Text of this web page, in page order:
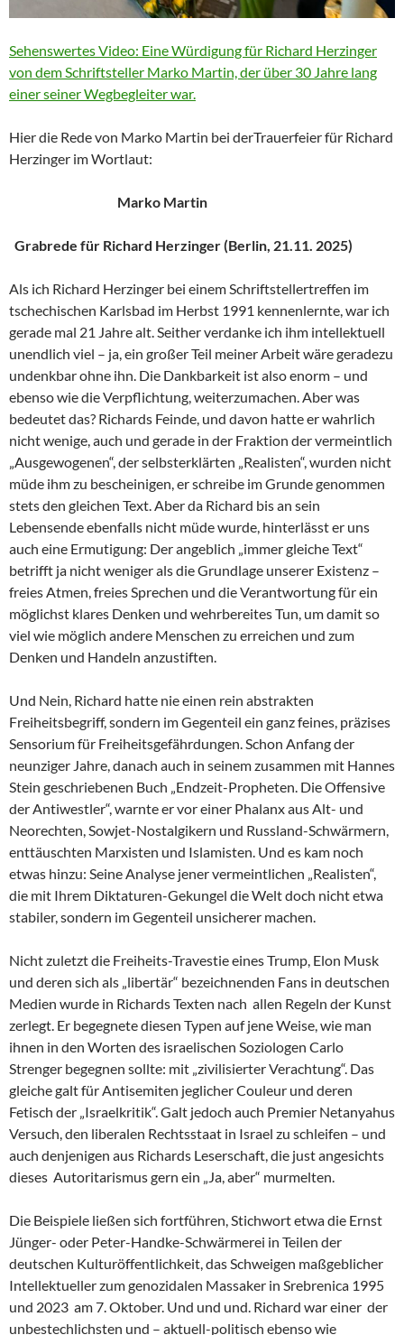
Sehenswertes Video: Eine Würdigung für Richard Herzinger
von dem Schriftsteller Marko Martin, der über 30 Jahre lang
einer seiner Wegbegleiter war.
Hier die Rede von Marko Martin bei derTrauerfeier für Richard
Herzinger im Wortlaut:
Marko Martin
Grabrede für Richard Herzinger (Berlin, 21.11. 2025)
Als ich Richard Herzinger bei einem Schriftstellertreffen im
tschechischen Karlsbad im Herbst 1991 kennenlernte, war ich
gerade mal 21 Jahre alt. Seither verdanke ich ihm intellektuell
unendlich viel – ja, ein großer Teil meiner Arbeit wäre geradezu
undenkbar ohne ihn. Die Dankbarkeit ist also enorm – und
ebenso wie die Verpflichtung, weiterzumachen. Aber was
bedeutet das? Richards Feinde, und davon hatte er wahrlich
nicht wenige, auch und gerade in der Fraktion der vermeintlich
„Ausgewogenen“, der selbsterklärten „Realisten“, wurden nicht
müde ihm zu bescheinigen, er schreibe im Grunde genommen
stets den gleichen Text. Aber da Richard bis an sein
Lebensende ebenfalls nicht müde wurde, hinterlässt er uns
auch eine Ermutigung: Der angeblich „immer gleiche Text“
betrifft ja nicht weniger als die Grundlage unserer Existenz –
freies Atmen, freies Sprechen und die Verantwortung für ein
möglichst klares Denken und wehrbereites Tun, um damit so
viel wie möglich andere Menschen zu erreichen und zum
Denken und Handeln anzustiften.
Und Nein, Richard hatte nie einen rein abstrakten
Freiheitsbegriff, sondern im Gegenteil ein ganz feines, präzises
Sensorium für Freiheitsgefährdungen. Schon Anfang der
neunziger Jahre, danach auch in seinem zusammen mit Hannes
Stein geschriebenen Buch „Endzeit-Propheten. Die Offensive
der Antiwestler“, warnte er vor einer Phalanx aus Alt- und
Neorechten, Sowjet-Nostalgikern und Russland-Schwärmern,
enttäuschten Marxisten und Islamisten. Und es kam noch
etwas hinzu: Seine Analyse jener vermeintlichen „Realisten“,
die mit Ihrem Diktaturen-Gekungel die Welt doch nicht etwa
stabiler, sondern im Gegenteil unsicherer machen.
Nicht zuletzt die Freiheits-Travestie eines Trump, Elon Musk
und deren sich als „libertär“ bezeichnenden Fans in deutschen
Medien wurde in Richards Texten nach allen Regeln der Kunst
zerlegt. Er begegnete diesen Typen auf jene Weise, wie man
ihnen in den Worten des israelischen Soziologen Carlo
Strenger begegnen sollte: mit „zivilisierter Verachtung“. Das
gleiche galt für Antisemiten jeglicher Couleur und deren
Fetisch der „Israelkritik“. Galt jedoch auch Premier Netanyahus
Versuch, den liberalen Rechtsstaat in Israel zu schleifen – und
auch denjenigen aus Richards Leserschaft, die just angesichts
dieses Autoritarismus gern ein „Ja, aber“ murmelten.
Die Beispiele ließen sich fortführen, Stichwort etwa die Ernst
Jünger- oder Peter-Handke-Schwärmerei in Teilen der
deutschen Kulturöffentlichkeit, das Schweigen maßgeblicher
Intellektueller zum genozidalen Massaker in Srebrenica 1995
und 2023 am 7. Oktober. Und und und. Richard war einer der
unbestechlichsten und – aktuell-politisch ebenso wie